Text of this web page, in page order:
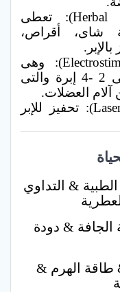
– طب الأعشاب (Herbal medicine): تعطى
شاى، أقراص،
– التحفيز الكهربائى (Electrostimulation): وهى
تعطى التحفيز الكهربائى لحوالى 2 -4 إبرة والتى
آلام العضلات.
– الوخز بالليزر (Laser acupuncture): تحفيز للإبر
الطبية & التداوي
الجافة & دودة
طاقة الهرم &